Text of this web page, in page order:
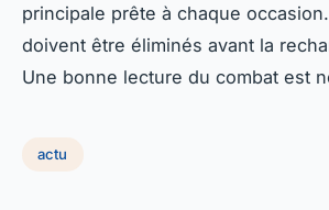
principale prête à chaque
doivent être éliminés avant la
Une bonne lecture du combat est
actu